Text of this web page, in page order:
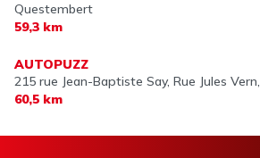
Questembert
59,3 km
AUTOPUZZ
215 rue Jean-Baptiste Say, Rue Jules Vern,
60,5 km